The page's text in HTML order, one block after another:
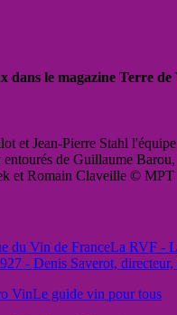
dans le magazine Terre de
et Jean-Pierre Stahl
entourés de Guillaume Barou,
et Romain Claveille © MPT
du Vin de FranceLa RVF -
- Denis Saverot,
VinLe guide vin pour tous